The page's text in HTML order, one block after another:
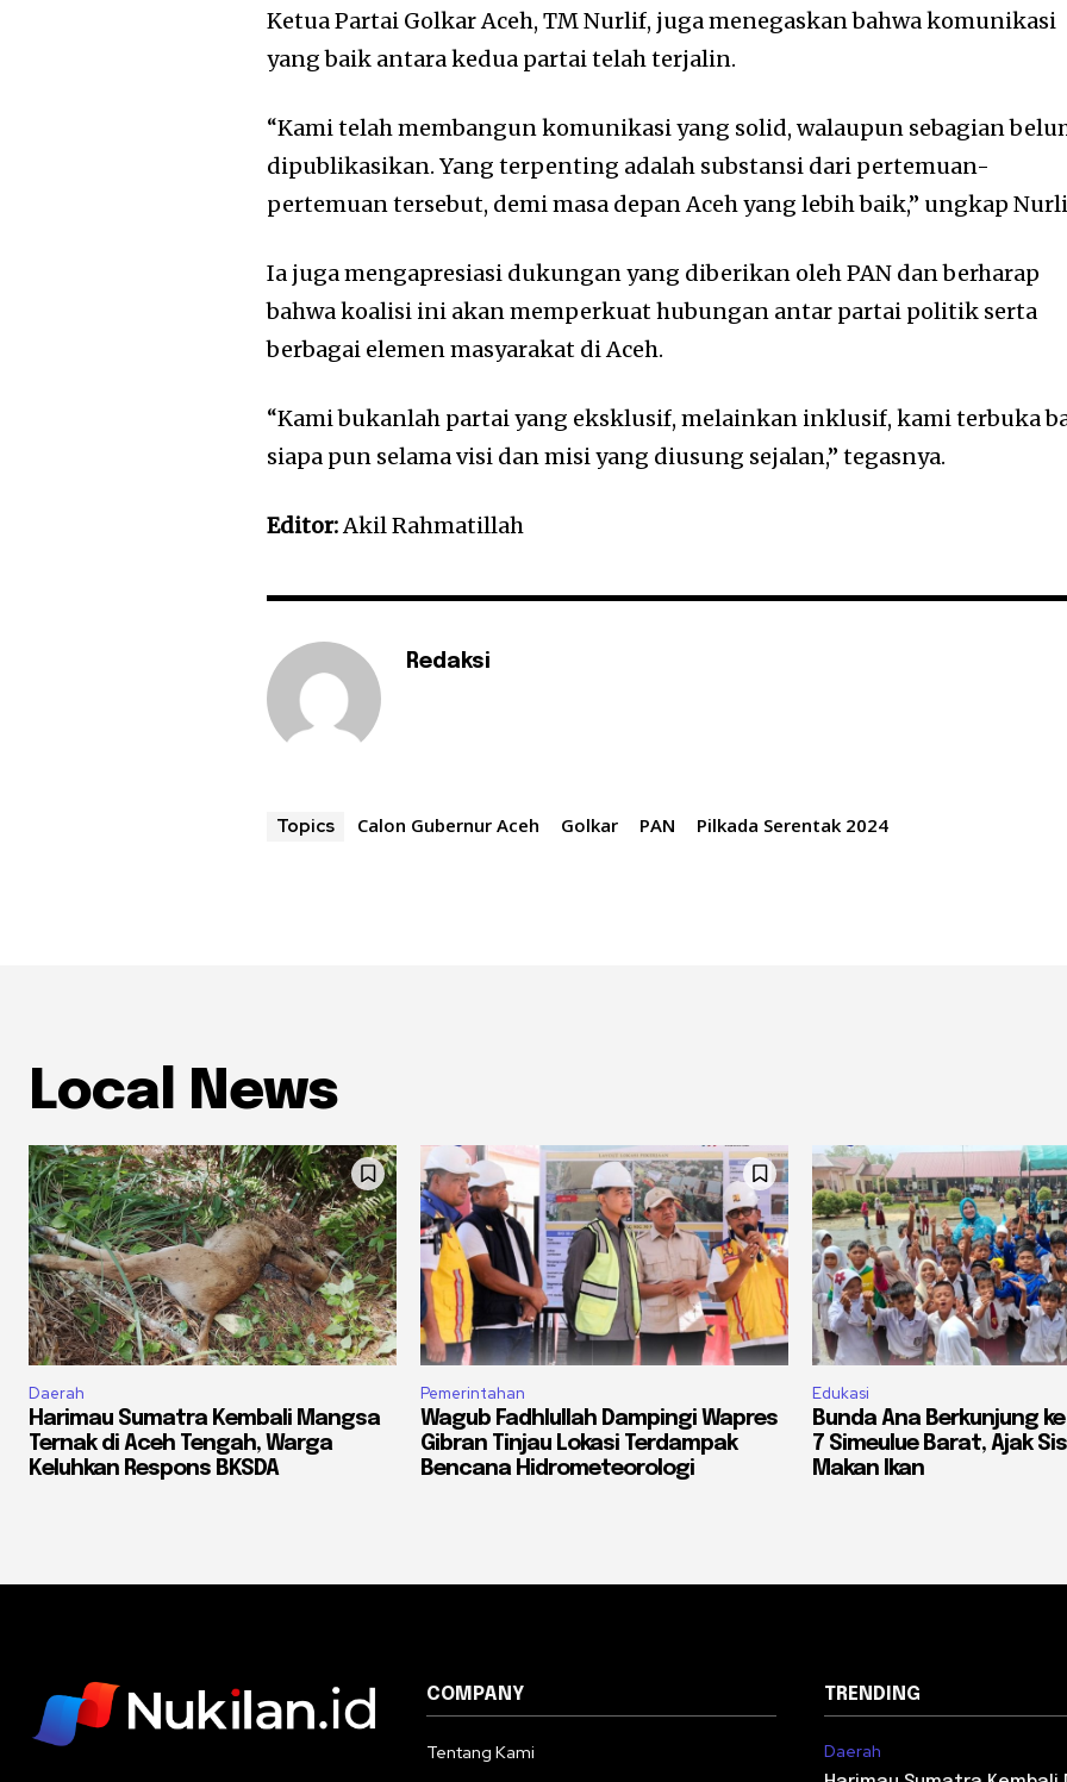
Ketua Partai Golkar Aceh, TM Nurlif, juga menegaskan bahwa komunikasi
yang baik antara kedua partai telah terjalin.
“Kami telah membangun komunikasi yang solid, walaupun sebagian
dipublikasikan. Yang terpenting adalah substansi dari pertemuan-
pertemuan tersebut, demi masa depan Aceh yang lebih baik,” ungkap
Ia juga mengapresiasi dukungan yang diberikan oleh PAN dan berharap
bahwa koalisi ini akan memperkuat hubungan antar partai politik serta
berbagai elemen masyarakat di Aceh.
“Kami bukanlah partai yang eksklusif, melainkan inklusif, kami terbuka
siapa pun selama visi dan misi yang diusung sejalan,” tegasnya.
Editor: Akil Rahmatillah
Redaksi
Topics Calon Gubernur Aceh Golkar PAN Pilkada Serentak 2024
Local News
Daerah
Harimau Sumatra Kembali Mangsa
Ternak di Aceh Tengah, Warga
Keluhkan Respons BKSDA
Pemerintahan
Wagub Fadhlullah Dampingi Wapres
Gibran Tinjau Lokasi Terdampak
Bencana Hidrometeorologi
Edukasi
Bunda Ana Berkunjung
7 Simeulue Barat, Ajak
Makan Ikan
COMPANY
Tentang Kami
TRENDING
Daerah